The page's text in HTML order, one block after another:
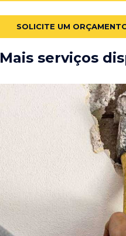
SOLICITE UM
Mais serviços